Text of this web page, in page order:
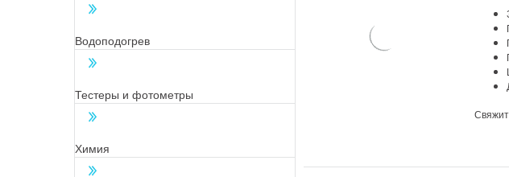
Водоподогрев
Тестеры и фотометры
Химия